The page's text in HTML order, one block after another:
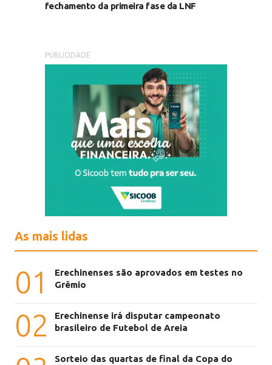
fechamento da primeira fase da LNF
PUBLICIDADE
As mais lidas
01
Erechinenses são aprovados em testes no
Grêmio
02
Erechinense irá disputar campeonato
brasileiro de Futebol de Areia
Sorteio das quartas de final da Copa do